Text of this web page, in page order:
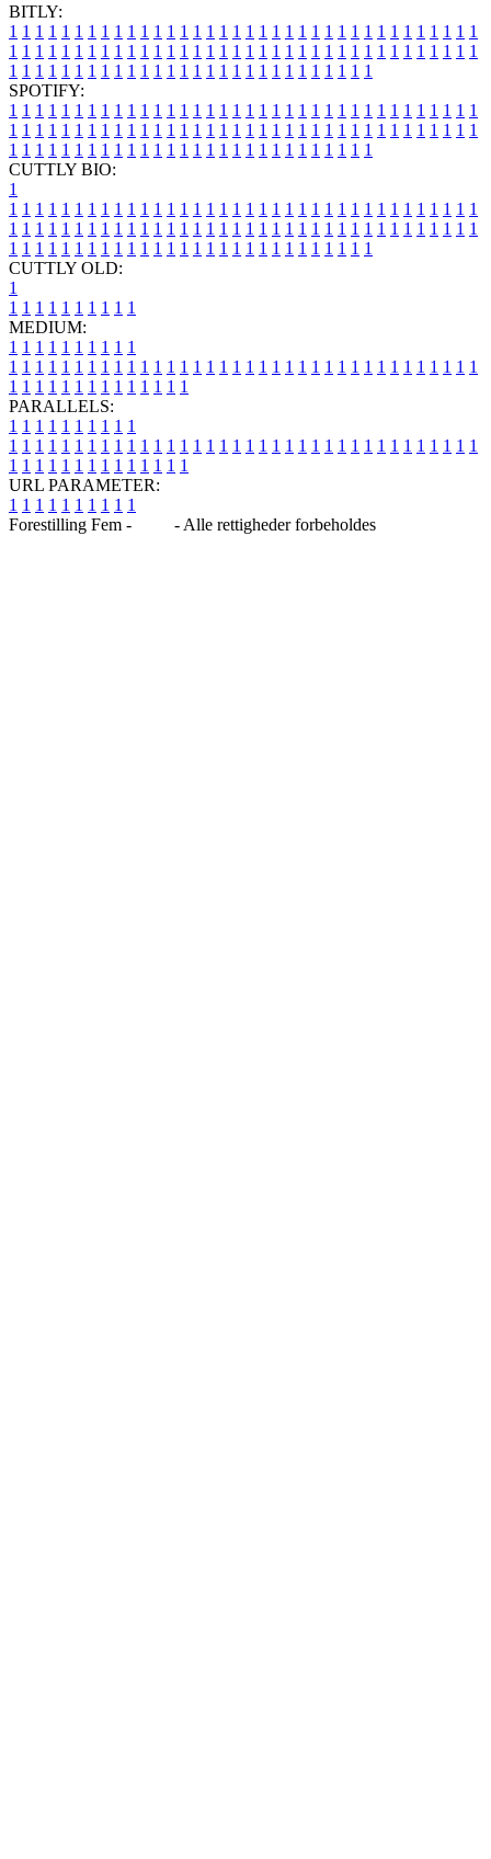
BITLY:
1 1 1 1 1 1 1 1 1 1 1 1 1 1 1 1 1 1 1 1 1 1 1 1 1 1 1 1 1 1 1 1 1 1 1 1
1 1 1 1 1 1 1 1 1 1 1 1 1 1 1 1 1 1 1 1 1 1 1 1 1 1 1 1 1 1 1 1 1 1 1 1
1 1 1 1 1 1 1 1 1 1 1 1 1 1 1 1 1 1 1 1 1 1 1 1 1 1 1 1
SPOTIFY:
1 1 1 1 1 1 1 1 1 1 1 1 1 1 1 1 1 1 1 1 1 1 1 1 1 1 1 1 1 1 1 1 1 1 1 1
1 1 1 1 1 1 1 1 1 1 1 1 1 1 1 1 1 1 1 1 1 1 1 1 1 1 1 1 1 1 1 1 1 1 1 1
1 1 1 1 1 1 1 1 1 1 1 1 1 1 1 1 1 1 1 1 1 1 1 1 1 1 1 1
CUTTLY BIO:
1
1 1 1 1 1 1 1 1 1 1 1 1 1 1 1 1 1 1 1 1 1 1 1 1 1 1 1 1 1 1 1 1 1 1 1 1
1 1 1 1 1 1 1 1 1 1 1 1 1 1 1 1 1 1 1 1 1 1 1 1 1 1 1 1 1 1 1 1 1 1 1 1
1 1 1 1 1 1 1 1 1 1 1 1 1 1 1 1 1 1 1 1 1 1 1 1 1 1 1 1
CUTTLY OLD:
1
1 1 1 1 1 1 1 1 1 1
MEDIUM:
1 1 1 1 1 1 1 1 1 1
1 1 1 1 1 1 1 1 1 1 1 1 1 1 1 1 1 1 1 1 1 1 1 1 1 1 1 1 1 1 1 1 1 1 1 1
1 1 1 1 1 1 1 1 1 1 1 1 1 1
PARALLELS:
1 1 1 1 1 1 1 1 1 1
1 1 1 1 1 1 1 1 1 1 1 1 1 1 1 1 1 1 1 1 1 1 1 1 1 1 1 1 1 1 1 1 1 1 1 1
1 1 1 1 1 1 1 1 1 1 1 1 1 1
URL PARAMETER:
1 1 1 1 1 1 1 1 1 1
Forestilling Fem -
- Alle rettigheder forbeholdes